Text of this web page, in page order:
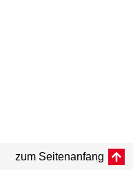
zum Seitenanfang